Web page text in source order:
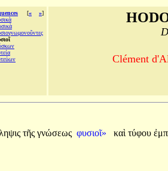
[« »]
Clément
τῆς γνώσεως φυσιοῖ» καὶ τύφου